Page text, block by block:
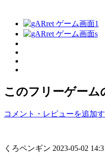
このフリーゲーム
コメント・レビューを追加
くろペンギン 2023-05-02